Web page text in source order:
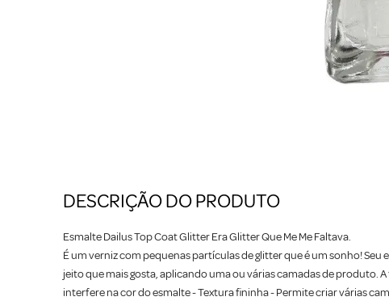
DESCRIÇÃO DO PRODUTO
Esmalte Dailus Top Coat Glitter Era Glitter Que Me Me Faltava.
É um verniz com pequenas partículas de glitter que é um sonho!
jeito que mais gosta, aplicando uma ou várias camadas de produto.
interfere na cor do esmalte - Textura fininha - Permite criar várias